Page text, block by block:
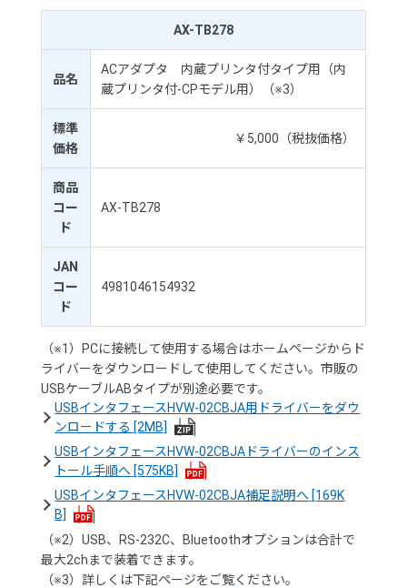
AX-TB278
品名
ACアダプタ 内蔵プリンタ付タイプ用（内
蔵プリンタ付-CPモデル用）（※3）
標準
価格
￥5,000（税抜価格）
商品
コー
ド
AX-TB278
JAN
コー
ド
4981046154932
（※1）PCに接続して使用する場合はホームページからド
ライバーをダウンロードして使用してください。市販の
USBケーブルABタイプが別途必要です。
USBインタフェースHVW-02CBJA用ドライバーをダウ
ンロードする [2MB]
USBインタフェースHVW-02CBJAドライバーのインス
トール手順へ [575KB]
USBインタフェースHVW-02CBJA補足説明へ [169K
B]
（※2）USB、RS-232C、Bluetoothオプションは合計で
最大2chまで装着できます。
（※3）詳しくは下記ページをご覧ください。